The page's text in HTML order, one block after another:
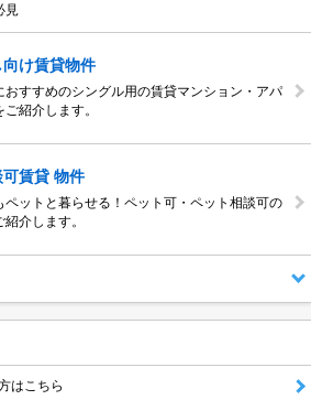
見
け賃貸物件
おすすめのシングル用の賃貸マンション・アパ
紹介します。
賃貸 物件
ペットと暮らせる！ペット可・ペット相談可の
介します。
はこちら